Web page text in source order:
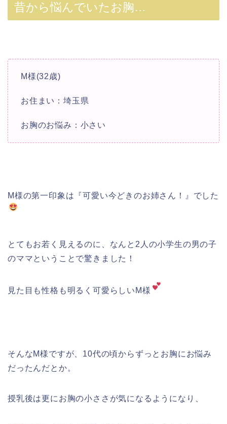
昔から悩んでいたお胸…
M様(32歳)
お住まい：埼玉県
お胸のお悩み：小さい
M様の第一印象は『可愛い今どきのお姉さん！』でした
とてもお若く見えるのに、なんと2人の小学生の男の子
のママということで驚きました！
見た目も性格も明るく可愛らしいM様
そんなM様ですが、10代の頃からずっとお胸にお悩み
だったんだとか。
授乳後は更にお胸の小ささが気になるようになり、